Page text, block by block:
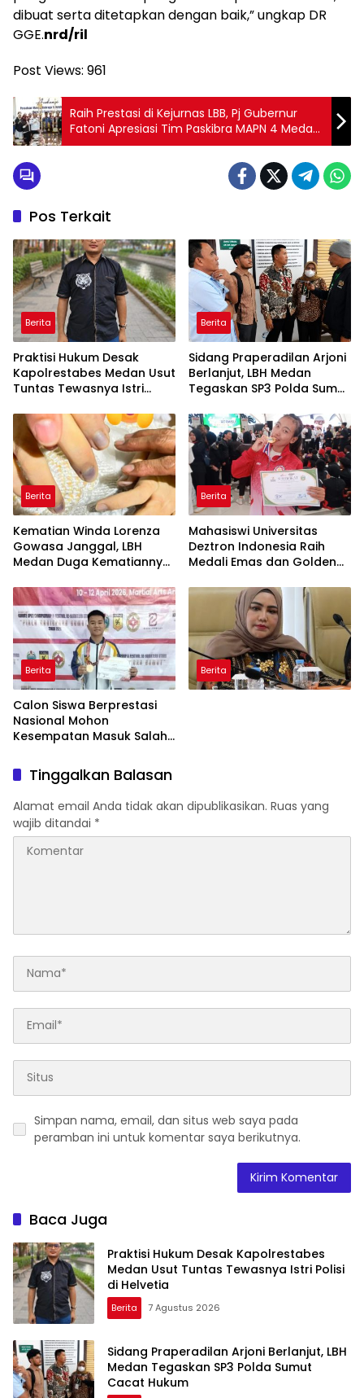
dibuat serta ditetapkan dengan baik,” ungkap DR
GGE.nrd/ril
Post Views: 961
Raih Prestasi di Kejurnas LBB, Pj Gubernur
Fatoni Apresiasi Tim Paskibra MAPN 4 Medan
Binaan Perwosi Sumut
Pos Terkait
Berita
Praktisi Hukum Desak
Kapolrestabes Medan Usut
Tuntas Tewasnya Istri
Berita
Sidang Praperadilan Arjoni
Berlanjut, LBH Medan
Tegaskan SP3 Polda Sumut
Berita
Kematian Winda Lorenza
Gowasa Janggal, LBH
Medan Duga Kematiannya
Ada Dugaan Tundak
Pidana
Berita
Mahasiswi Universitas
Deztron Indonesia Raih
Medali Emas dan Golden
Berita
Calon Siswa Berprestasi
Nasional Mohon
Kesempatan Masuk Salah
Berita
Tinggalkan Balasan
Alamat email Anda tidak akan dipublikasikan. Ruas yang
wajib ditandai *
Simpan nama, email, dan situs web saya pada
peramban ini untuk komentar saya berikutnya.
Baca Juga
Praktisi Hukum Desak Kapolrestabes
Medan Usut Tuntas Tewasnya Istri Polisi
di Helvetia
Berita 7 Agustus 2026
Sidang Praperadilan Arjoni Berlanjut, LBH
Medan Tegaskan SP3 Polda Sumut
Cacat Hukum